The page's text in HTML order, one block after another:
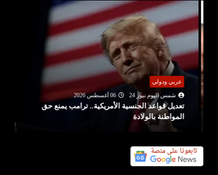
عربي ودولي
شمس اليوم نيوز 24
06 أغسطس 2026
تعديل قواعد الجنسية الأمريكية.. ترامب يمنع حق
المواطنة بالولادة